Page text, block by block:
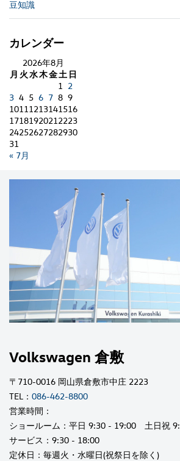
豆知識
カレンダー
2026年8月
月 火水木金土 日
« 7月
1 2
3 4 5 6 7 8 9
10111213141516
17181920212223
24252627282930
31
Volkswagen 倉敷
〒710-0016 岡山県倉敷市中庄 2223
TEL： 086-462-8800
営業時間：
ショールーム：平日 9:30 - 19:00 土日祝
サービス：9:30 - 18:00
定休日：毎週火・水曜日(祝祭日を除く)